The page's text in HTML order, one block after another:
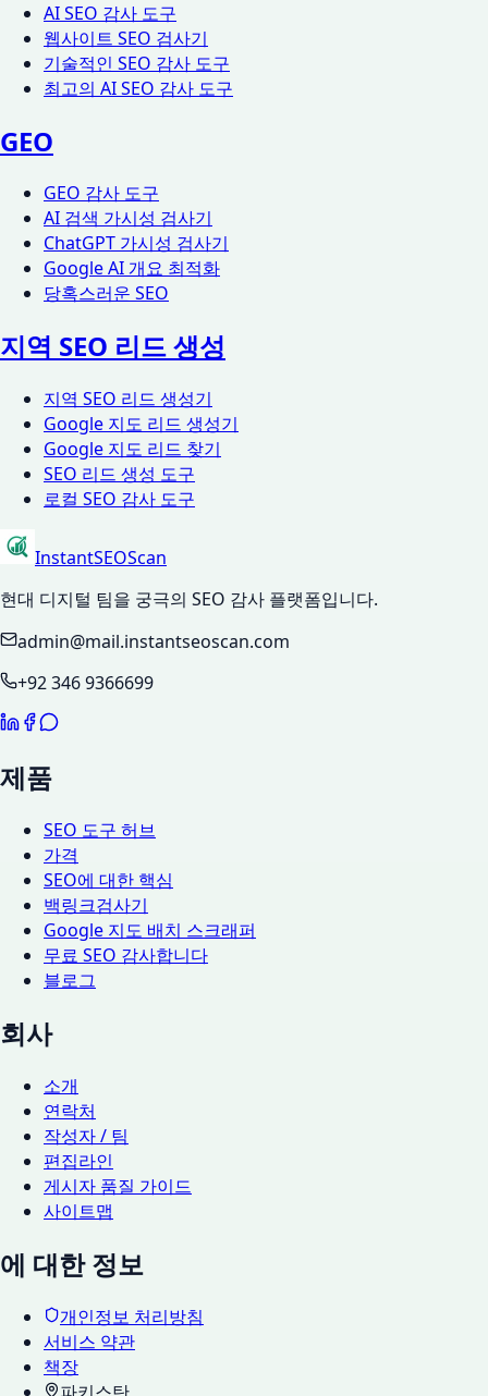
AI SEO 감사 도구
웹사이트 SEO 검사기
기술적인 SEO 감사 도구
최고의 AI SEO 감사 도구
GEO
GEO 감사 도구
AI 검색 가시성 검사기
ChatGPT 가시성 검사기
Google AI 개요 최적화
당혹스러운 SEO
지역 SEO 리드 생성
지역 SEO 리드 생성기
Google 지도 리드 생성기
Google 지도 리드 찾기
SEO 리드 생성 도구
로컬 SEO 감사 도구
InstantSEOScan
현대 디지털 팀을 궁극의 SEO 감사 플랫폼입니다.
admin@mail.instantseoscan.com
+92 346 9366699
제품
SEO 도구 허브
가격
SEO에 대한 핵심
백링크검사기
Google 지도 배치 스크래퍼
무료 SEO 감사합니다
블로그
회사
소개
연락처
작성자 / 팀
편집라인
게시자 품질 가이드
사이트맵
에 대한 정보
개인정보 처리방침
서비스 약관
책장
파키스탄